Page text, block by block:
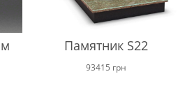
Памятник S22
93415 грн